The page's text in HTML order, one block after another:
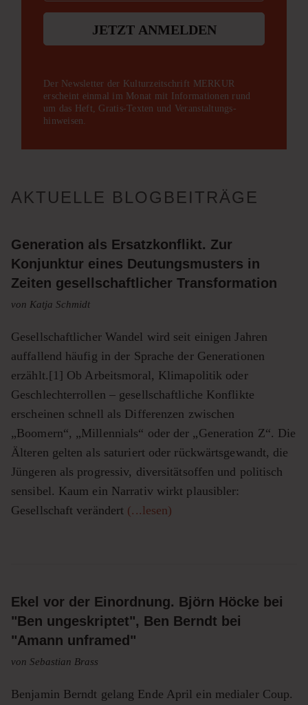
JETZT ANMELDEN
Der Newsletter der Kulturzeitschrift MERKUR
erscheint einmal im Monat mit Informationen rund
um das Heft, Gratis-Texten und Veranstaltungs­
hinweisen.
AKTUELLE BLOGBEITRÄGE
Generation als Ersatzkonflikt. Zur
Konjunktur eines Deutungsmusters in
Zeiten gesellschaftlicher Transformation
von Katja Schmidt
Gesellschaftlicher Wandel wird seit einigen Jahren
auffallend häufig in der Sprache der Generationen
erzählt.[1] Ob Arbeitsmoral, Klimapolitik oder
Geschlechterrollen – gesellschaftliche Konflikte
erscheinen schnell als Differenzen zwischen
„Boomern“, „Millennials“ oder der „Generation Z“. Die
Älteren gelten als saturiert oder rückwärtsgewandt, die
Jüngeren als progressiv, diversitätsoffen und politisch
sensibel. Kaum ein Narrativ wirkt plausibler:
Gesellschaft verändert (...lesen)
Ekel vor der Einordnung. Björn Höcke bei
"Ben ungeskriptet", Ben Berndt bei
"Amann unframed"
von Sebastian Brass
Benjamin Berndt gelang Ende April ein medialer Coup.